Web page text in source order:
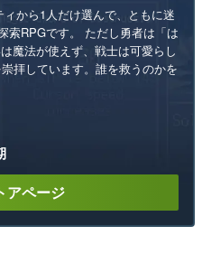
から1人だけ選んで、ともに迷
索RPGです。 ただし勇者は「は
魔法が使えず、戦士は可愛らし
拝しています。誰を救うのかを
アページ